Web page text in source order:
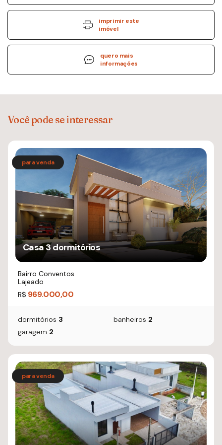
imprimir este
imóvel
quero mais
informações
Você pode se interessar
Casa 3 dormitórios
Bairro Conventos
Lajeado
R$ 969.000,00
dormitórios 3 banheiros 2
garagem 2